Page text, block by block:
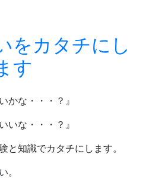
をカタチにし
す
かな・・・？』
いな・・・？』
と知識でカタチにします。
。